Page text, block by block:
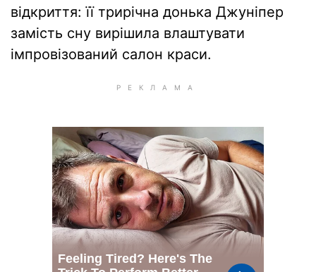
відкриття: її трирічна донька Джуніпер
замість сну вирішила влаштувати
імпровізований салон краси.